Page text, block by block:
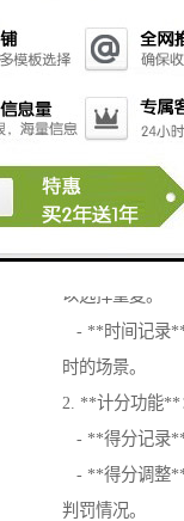
计时计分系统
1. **计时功能**
- **秒表**：用
- ****：设置一
以选择重复。
- **时间记录**
时的场景。
2. **计分功能**
- **得分记录**
- **得分调整**
判罚情况。